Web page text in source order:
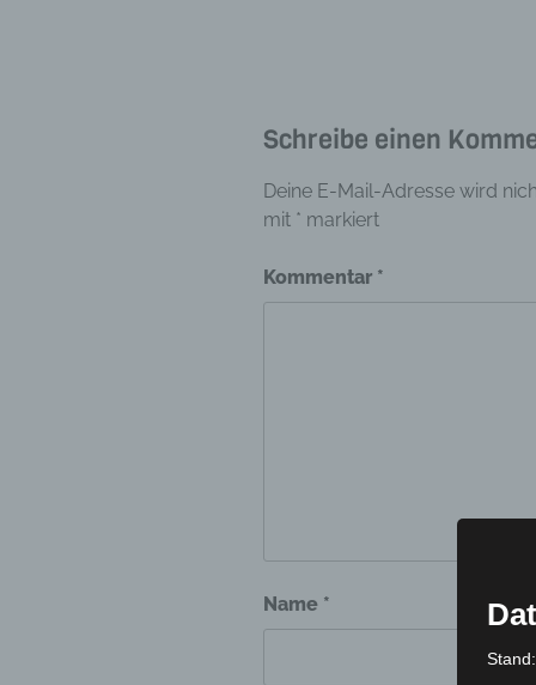
Schreibe einen
Deine E-Mail-Adresse wird
mit * markiert
Kommentar *
Name *